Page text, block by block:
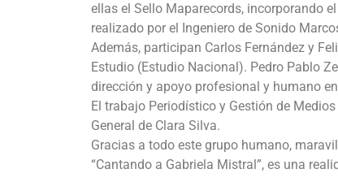
ellas el Sello Maparecords, incorporando
realizado por el Ingeniero de Sonido
Además, participan Carlos Fernández y
Estudio (Estudio Nacional). Pedro Pablo
dirección y apoyo profesional y humano
El trabajo Periodístico y Gestión de
General de Clara Silva.
Gracias a todo este grupo humano,
“Cantando a Gabriela Mistral”, es una